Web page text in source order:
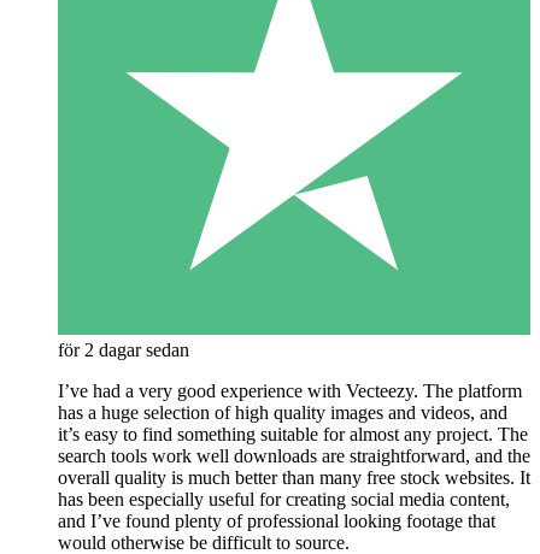
för 2 dagar sedan
I’ve had a very good experience with Vecteezy. The platform
has a huge selection of high quality images and videos, and
it’s easy to find something suitable for almost any project. The
search tools work well downloads are straightforward, and the
overall quality is much better than many free stock websites. It
has been especially useful for creating social media content,
and I’ve found plenty of professional looking footage that
would otherwise be difficult to source.